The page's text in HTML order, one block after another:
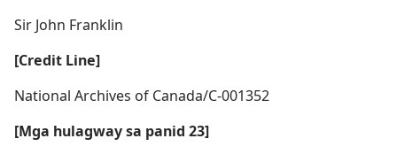
Sir John Franklin
[Credit Line]
National Archives of Canada/C-001352
[Mga hulagway sa panid 23]